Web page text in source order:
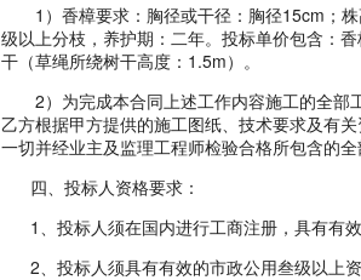
1）香樟要求：胸径或干径：胸径15cm；株
级以上分枝，养护期：二年。投标单价包含：
干（草绳所绕树干高度：1.5m）。
2）为完成本合同上述工作内容施工的全部
乙方根据甲方提供的施工图纸、技术要求及有
一切并经业主及监理工程师检验合格所包含的全
四、投标人资格要求：
1、投标人须在国内进行工商注册，具有有效
2、投标人须具有有效的市政公用叁级以上资